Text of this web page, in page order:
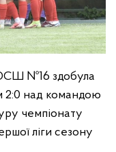
№16 здобула
2:0 над командою
чемпіонату
ліги сезону